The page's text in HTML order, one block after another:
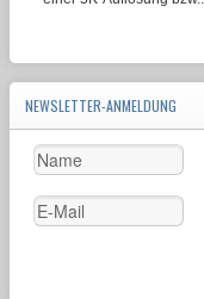
NEWSLETTER-ANMELDUNG